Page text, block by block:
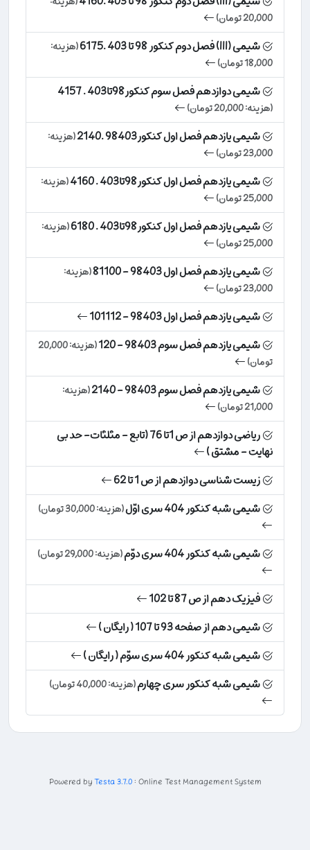
20,000 تومان)
شیمی (III) فصل دوم کنکور 98 تا 403 .6175
(هزینه:
18,000 تومان)
شیمی دوازدهم فصل سوم کنکور98تا403 . 4157
(هزینه: 20,000 تومان)
شیمی یازدهم فصل اول کنکور98403 .2140
(هزینه:
23,000 تومان)
شیمی یازدهم فصل اول کنکور98تا403 . 4160
(هزینه:
25,000 تومان)
شیمی یازدهم فصل اول کنکور98تا403 . 6180
(هزینه:
25,000 تومان)
شیمی یازدهم فصل اول 98403 - 81100
(هزینه:
23,000 تومان)
شیمی یازدهم فصل اول 98403 - 101112
شیمی یازدهم فصل سوم 98403 - 120
(هزینه: 20,000
تومان)
شیمی یازدهم فصل سوم 98403 - 2140
(هزینه:
21,000 تومان)
ریاضی دوازدهم از ص 1تا 76 (‌تابع ‏- مثلثات- حد بی
نهایت - مشتق )
زیست شناسی دوازدهم از ص 1 تا 62
شیمی شبه کنکور 404 سری اوّل
(هزینه: 30,000 تومان)
شیمی شبه کنکور 404 سری دوّم (هزینه: 29,000 تومان)
فیزیک دهم از ص 87 تا 102
شیمی دهم از صفحه 93 تا 107 ( رایگان )
شیمی شبه کنکور 404 سری سوّم ( رایگان )
شیمی شبه کنکور سری چهارم(هزینه: 40,000 تومان)
Powered byTesta 3.7.0: Online Test Management System